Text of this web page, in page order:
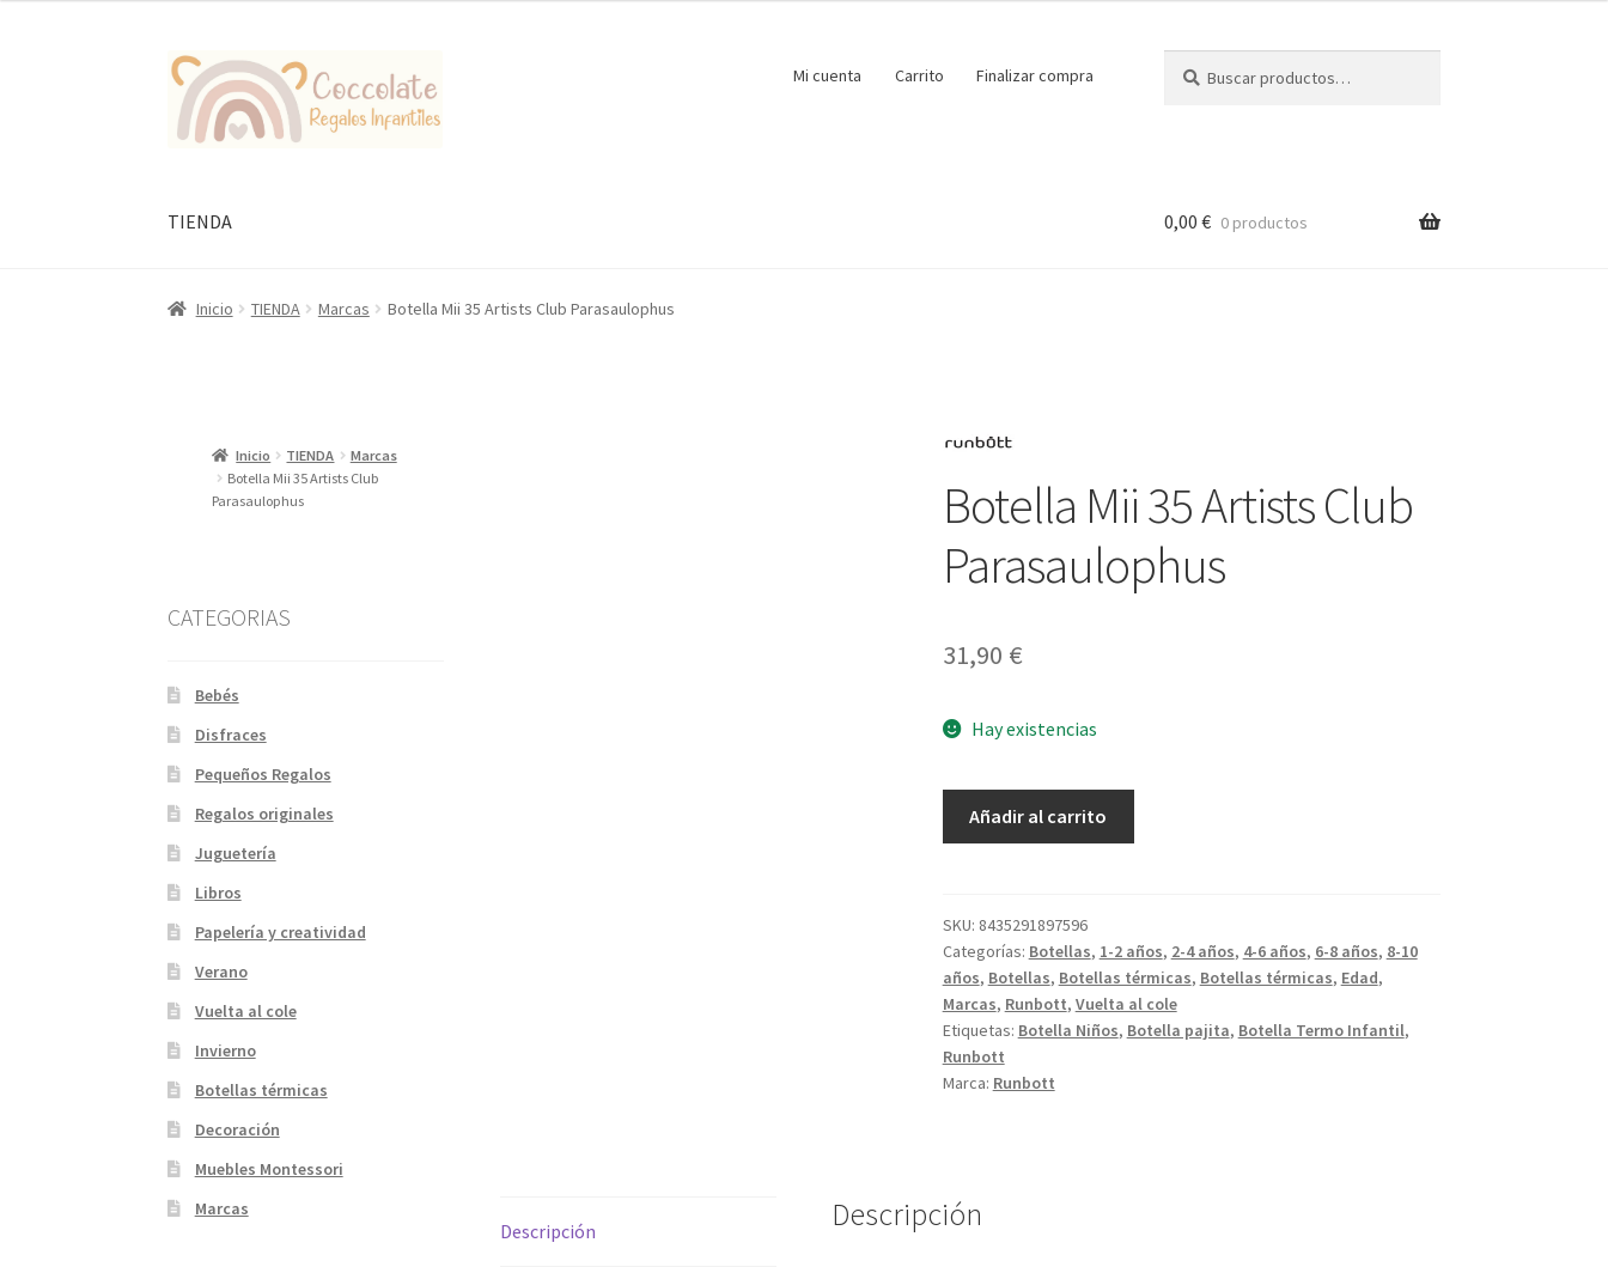
Ir
la
Ir
al
contenido
Mi cuenta Carrito Finalizar compra
por:
TIENDA 0,00 € 0 productos
Inicio TIENDA Marcas Botella Mii 35 Artists Club Parasaulophus
Botella Mii 35 Artists Club
Parasaulophus
31,90 €
Hay existencias
Club
Parasaulophus
cantidad
Añadir al carrito
SKU: 8435291897596
Categorías: Botellas, 1-2 años, 2-4 años, 4-6 años, 6-8 años, 8-10
años, Botellas, Botellas térmicas, Botellas térmicas, Edad,
Marcas, Runbott, Vuelta al cole
Etiquetas: Botella Niños, Botella pajita, Botella Termo Infantil,
Runbott
Marca: Runbott
Descripción Descripción
Inicio TIENDA
Marcas
Botella Mii 35 Artists Club
Parasaulophus
CATEGORIAS
Bebés
Disfraces
Pequeños Regalos
Regalos originales
Juguetería
Libros
Papelería y creatividad
Verano
Vuelta al cole
Invierno
Botellas térmicas
Decoración
Muebles Montessori
Marcas